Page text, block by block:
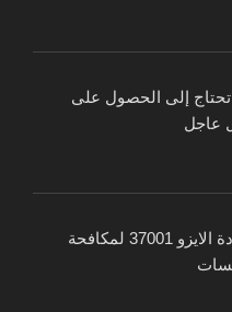
تحتاج إلى الحصول على
عاجل
خطوات تطبيق شهادة الايزو 37001 لمكافحة